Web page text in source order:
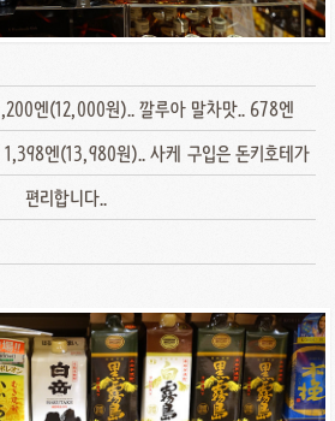
엔(12,000원).. 깔루아 말차맛.. 678엔
엔(13,980원).. 사케 구입은 돈키호테가
편리합니다..